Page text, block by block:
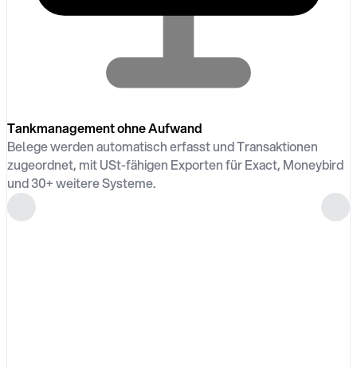
Tankmanagement ohne Aufwand
Belege werden automatisch erfasst und Transaktionen
zugeordnet, mit USt-fähigen Exporten für Exact, Moneybird
und 30+ weitere Systeme.